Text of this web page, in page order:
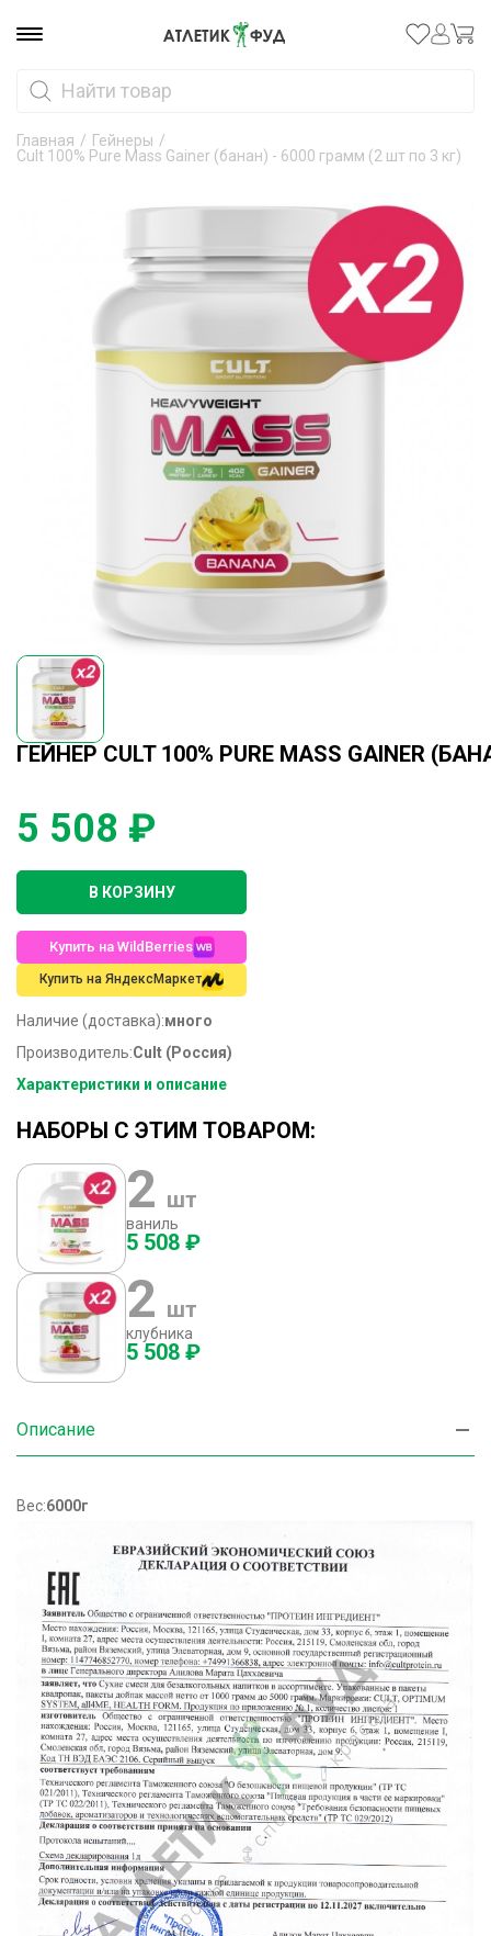
Главная / Гейнеры /
Cult 100% Pure Mass Gainer (банан) - 6000 грамм (2 шт по 3 кг)
ГЕЙНЕР CULT 100% PURE MASS GAINER
5 508 ₽
В КОРЗИНУ
Купить на WildBerries
Купить на ЯндексМаркет
Наличие (доставка):много
Производитель:Cult (Россия)
Характеристики и описание
НАБОРЫ С ЭТИМ ТОВАРОМ:
2 шт
ваниль
5 508 ₽
2 шт
клубника
5 508 ₽
Описание
Вес:6000г